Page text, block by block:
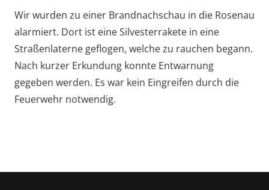
Wir wurden zu einer Brandnachschau in die Rosenau
alarmiert. Dort ist eine Silvesterrakete in eine
Straßenlaterne geflogen, welche zu rauchen begann.
Nach kurzer Erkundung konnte Entwarnung
gegeben werden. Es war kein Eingreifen durch die
Feuerwehr notwendig.